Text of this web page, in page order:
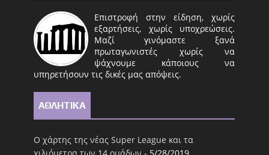
Επιστροφή στην είδηση, χωρίς
εξαρτήσεις, χωρίς υποχρεώσεις.
Μαζί γινόμαστε ξανά
πρωταγωνιστές χωρίς να
ψάχνουμε κάποιους να
υπηρετήσουν τις δικές μας απόψεις.
ΑΘΛΗΤΙΚΑ
Ο χάρτης της νέας Super League και τα